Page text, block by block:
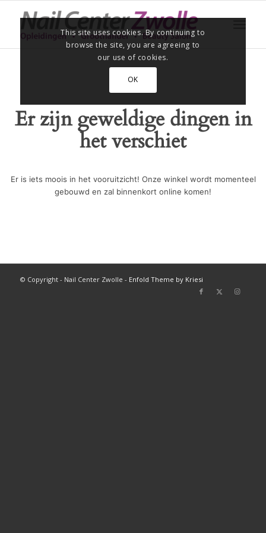
Er zijn geweldige dingen in
het verschiet
Er is iets moois in het vooruitzicht! Onze winkel wordt momenteel
gebouwd en zal binnenkort online komen!
© Copyright - Nail Center Zwolle - Enfold Theme by Kriesi
This site uses cookies. By continuing to
browse the site, you are agreeing to
our use of cookies.
OK